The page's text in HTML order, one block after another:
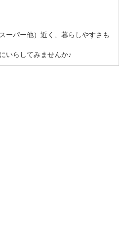
ーパー他）近く、暮らしやすさも
いらしてみませんか♪